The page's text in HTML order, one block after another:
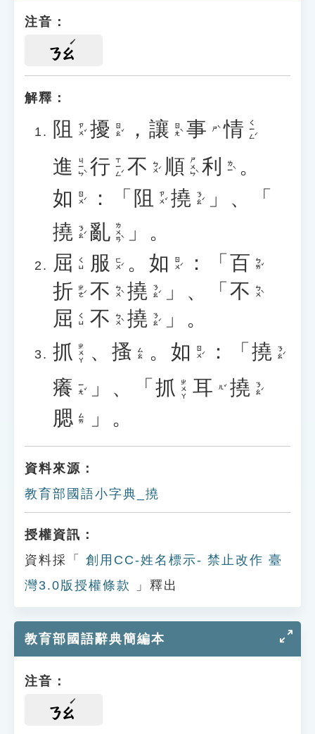
注音：
ㄋㄠ
解釋：
阻 ㄗㄨˇ 擾 ㄖㄠˇ ， 讓 ㄖㄤˋ 事 ㄕˋ 情 ㄑㄧㄥˊ
進 ㄐㄧㄣˋ 行 ㄒㄧㄥˊ 不 ㄅㄨˊ 順 ㄕㄨㄣˋ 利 ㄌㄧˋ 。
如 ㄖㄨˊ ：「 阻 ㄗㄨˇ 撓 ㄋㄠˊ
」、「
撓 ㄋㄠˊ 亂 ㄌㄨㄢˋ
」。
屈 ㄑㄩ 服 ㄈㄨˊ 。 如 ㄖㄨˊ ：「 百 ㄅㄞˇ
折 ㄓㄜˊ 不 ㄅㄨˋ 撓 ㄋㄠˊ 」、「 不 ㄅㄨˋ
屈 ㄑㄩ 不 ㄅㄨˋ 撓 ㄋㄠˊ
」。
抓 ㄓㄨㄚ 、 搔 ㄙㄠ 。 如 ㄖㄨˊ ：「 撓 ㄋㄠˊ
癢 ㄧㄤˇ 」、「 抓 ㄓㄨㄚ 耳 ㄦˇ 撓 ㄋㄠˊ
腮 ㄙㄞ 」。
資料來源：
教育部國語小字典_撓
授權資訊：
資料採「
創用CC-姓名標示- 禁止改作 臺
灣3.0版授權條款
」釋出
教育部國語辭典簡編本
注音：
ㄋㄠ